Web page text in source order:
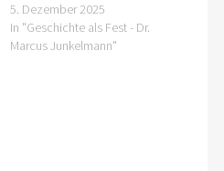
5. Dezember 2025
In "Geschichte als Fest - Dr.
Marcus Junkelmann"